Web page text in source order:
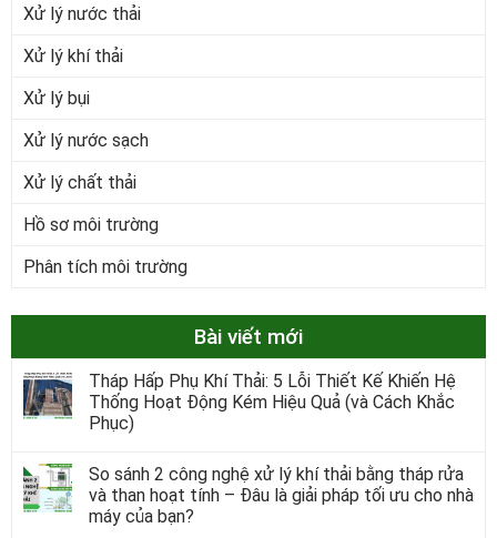
Xử lý nước thải
Xử lý khí thải
Xử lý bụi
Xử lý nước sạch
Xử lý chất thải
Hồ sơ môi trường
Phân tích môi trường
Bài viết mới
Tháp Hấp Phụ Khí Thải: 5 Lỗi Thiết Kế Khiến Hệ
Thống Hoạt Động Kém Hiệu Quả (và Cách Khắc
Phục)
So sánh 2 công nghệ xử lý khí thải bằng tháp rửa
và than hoạt tính – Đâu là giải pháp tối ưu cho nhà
máy của bạn?